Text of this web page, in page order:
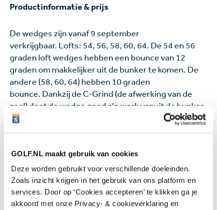
GOLF.NL maakt gebruik van cookies
Deze worden gebruikt voor verschillende doeleinden.
Zoals inzicht krijgen in het gebruik van ons platform en
services. Door op ‘Cookies accepteren’ te klikken ga je
akkoord met onze Privacy- & cookieverklaring en
Productinformatie & prijs
De wedges zijn vanaf 9 september
verkrijgbaar. Lofts: 54, 56, 58, 60, 64. De 54 en 56
graden loft wedges hebben een bounce van 12
graden om makkelijker uit de bunker te komen. De
andere (58, 60, 64) hebben 10 graden
bounce. Dankzij de C-Grind (de afwerking van de
zool) doet de wedge goed z’n werk vanuit de bunker.
De standaard stalen shaft is de nieuwe Dynamic
Gold Spinner en in graphite is dat de Project X
twee finishes: Chrome en Black.
Callaway JAWS High Toe wedges€ 179 (graphite€
189)